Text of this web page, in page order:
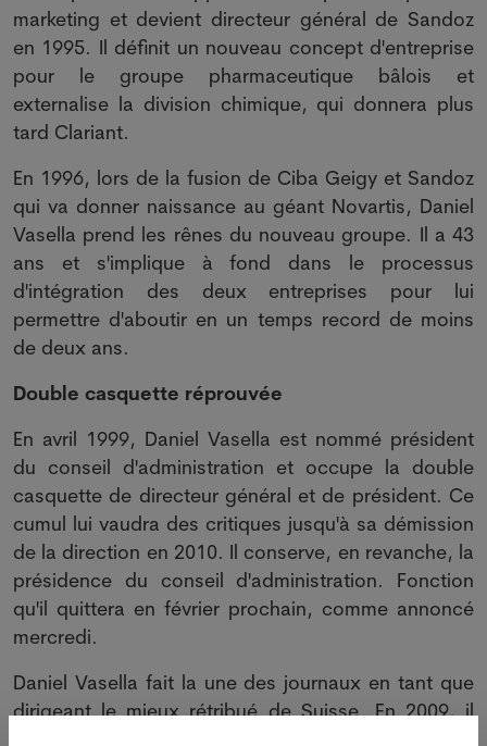
marketing et devient directeur général de Sandoz
en 1995. Il définit un nouveau concept d'entreprise
pour le groupe pharmaceutique bâlois et
externalise la division chimique, qui donnera plus
tard Clariant.
En 1996, lors de la fusion de Ciba Geigy et Sandoz
qui va donner naissance au géant Novartis, Daniel
Vasella prend les rênes du nouveau groupe. Il a 43
ans et s'implique à fond dans le processus
d'intégration des deux entreprises pour lui
permettre d'aboutir en un temps record de moins
de deux ans.
Double casquette réprouvée
En avril 1999, Daniel Vasella est nommé président
du conseil d'administration et occupe la double
casquette de directeur général et de président. Ce
cumul lui vaudra des critiques jusqu'à sa démission
de la direction en 2010. Il conserve, en revanche, la
présidence du conseil d'administration. Fonction
qu'il quittera en février prochain, comme annoncé
mercredi.
Daniel Vasella fait la une des journaux en tant que
dirigeant le mieux rétribué de Suisse. En 2009, il